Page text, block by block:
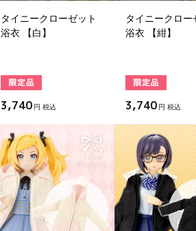
タイニークローゼット
浴衣 【白】
3,740 円 税込
タイニークロー
浴衣 【紺】
3,740 円 税込